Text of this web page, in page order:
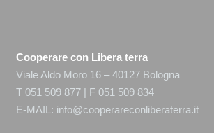
Cooperare con Libera terra
Viale Aldo Moro 16 – 40127 Bologna
T 051 509 877 | F 051 509 834
E-MAIL: info@cooperareconliberaterra.it